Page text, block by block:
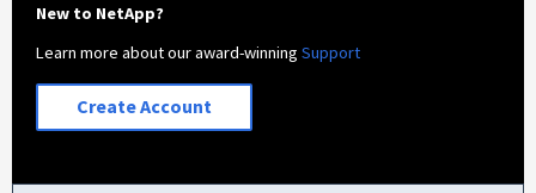
New to NetApp?
Learn more about our award-winningSupport
Create Account